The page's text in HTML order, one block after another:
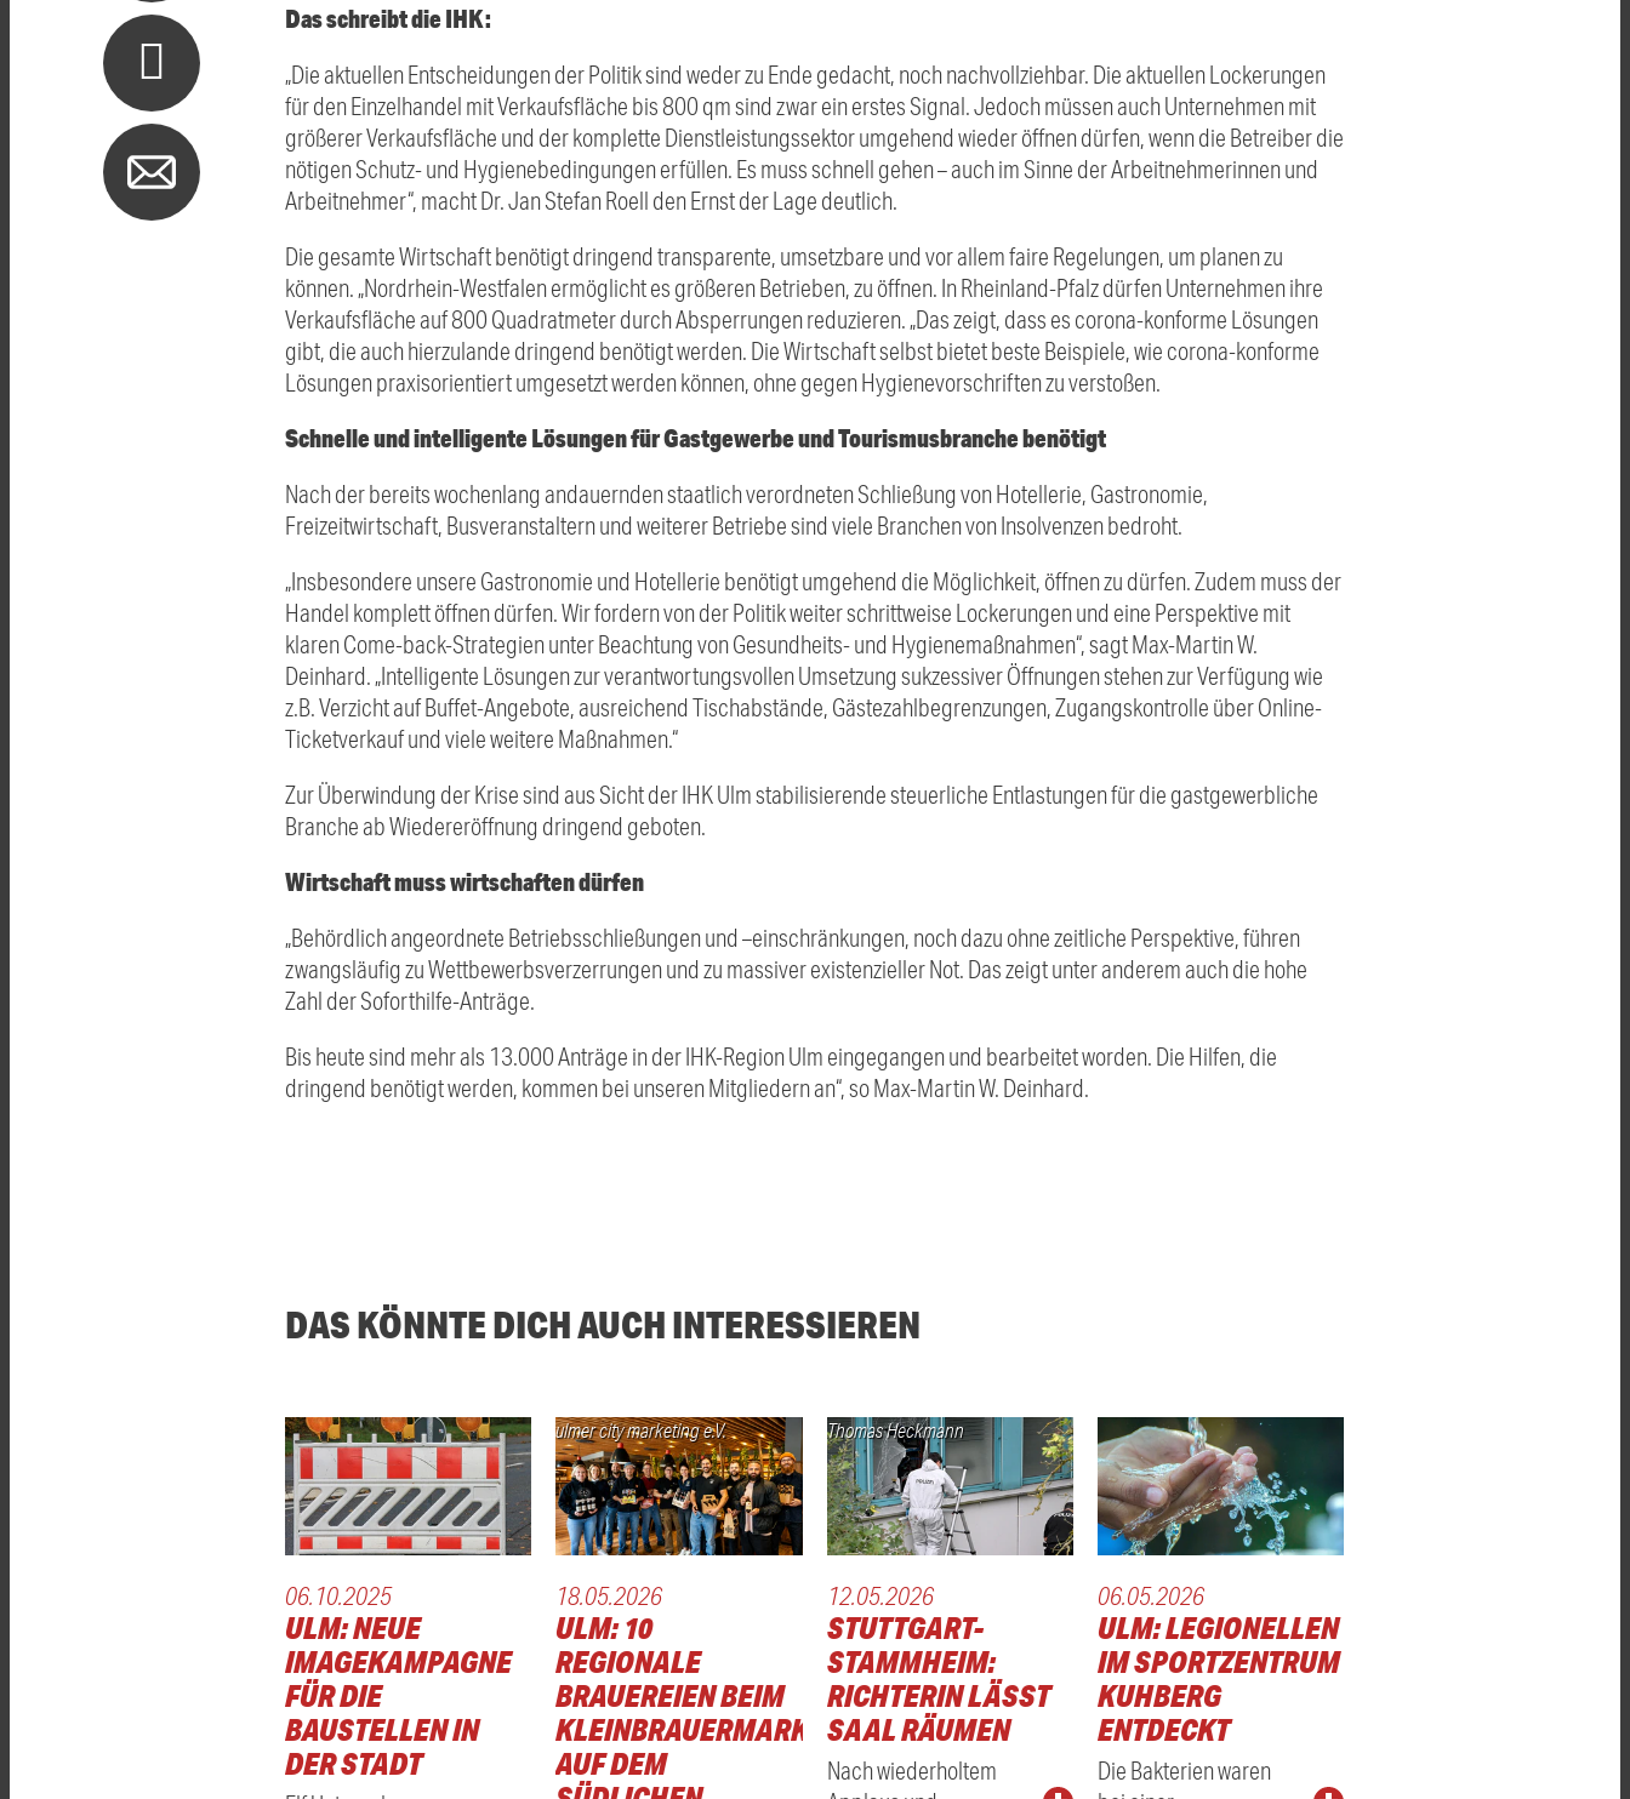
Das schreibt die IHK:
„Die aktuellen Entscheidungen der Politik sind weder zu Ende gedacht, noch nachvollziehbar. Die aktuellen Lockerungen
für den Einzelhandel mit Verkaufsfläche bis 800 qm sind zwar ein erstes Signal. Jedoch müssen auch Unternehmen mit
größerer Verkaufsfläche und der komplette Dienstleistungssektor umgehend wieder öffnen dürfen, wenn die Betreiber die
nötigen Schutz- und Hygienebedingungen erfüllen. Es muss schnell gehen – auch im Sinne der Arbeitnehmerinnen und
Arbeitnehmer“, macht Dr. Jan Stefan Roell den Ernst der Lage deutlich.
Die gesamte Wirtschaft benötigt dringend transparente, umsetzbare und vor allem faire Regelungen, um planen zu
können. „Nordrhein-Westfalen ermöglicht es größeren Betrieben, zu öffnen. In Rheinland-Pfalz dürfen Unternehmen ihre
Verkaufsfläche auf 800 Quadratmeter durch Absperrungen reduzieren. „Das zeigt, dass es corona-konforme Lösungen
gibt, die auch hierzulande dringend benötigt werden. Die Wirtschaft selbst bietet beste Beispiele, wie corona-konforme
Lösungen praxisorientiert umgesetzt werden können, ohne gegen Hygienevorschriften zu verstoßen.
Schnelle und intelligente Lösungen für Gastgewerbe und Tourismusbranche benötigt
Nach der bereits wochenlang andauernden staatlich verordneten Schließung von Hotellerie, Gastronomie,
Freizeitwirtschaft, Busveranstaltern und weiterer Betriebe sind viele Branchen von Insolvenzen bedroht.
„Insbesondere unsere Gastronomie und Hotellerie benötigt umgehend die Möglichkeit, öffnen zu dürfen. Zudem muss der
Handel komplett öffnen dürfen. Wir fordern von der Politik weiter schrittweise Lockerungen und eine Perspektive mit
klaren Come-back-Strategien unter Beachtung von Gesundheits- und Hygienemaßnahmen“, sagt Max-Martin W.
Deinhard. „Intelligente Lösungen zur verantwortungsvollen Umsetzung sukzessiver Öffnungen stehen zur Verfügung wie
z.B. Verzicht auf Buffet-Angebote, ausreichend Tischabstände, Gästezahlbegrenzungen, Zugangskontrolle über Online-
Ticketverkauf und viele weitere Maßnahmen.“
Zur Überwindung der Krise sind aus Sicht der IHK Ulm stabilisierende steuerliche Entlastungen für die gastgewerbliche
Branche ab Wiedereröffnung dringend geboten.
Wirtschaft muss wirtschaften dürfen
„Behördlich angeordnete Betriebsschließungen und –einschränkungen, noch dazu ohne zeitliche Perspektive, führen
zwangsläufig zu Wettbewerbsverzerrungen und zu massiver existenzieller Not. Das zeigt unter anderem auch die hohe
Zahl der Soforthilfe-Anträge.
Bis heute sind mehr als 13.000 Anträge in der IHK-Region Ulm eingegangen und bearbeitet worden. Die Hilfen, die
dringend benötigt werden, kommen bei unseren Mitgliedern an“, so Max-Martin W. Deinhard.
DAS KÖNNTE DICH AUCH INTERESSIEREN
06.10.2025
ULM: NEUE
IMAGEKAMPAGNE
FÜR DIE
BAUSTELLEN IN
DER STADT
ulmer city marketing e.V.
18.05.2026
ULM: 10
REGIONALE
BRAUEREIEN BEIM
KLEINBRAUERMARKT
AUF DEM
Thomas Heckmann
12.05.2026
STUTTGART-
STAMMHEIM:
RICHTERIN LÄSST
SAAL RÄUMEN
Nach wiederholtem
06.05.2026
ULM: LEGIONELLEN
IM SPORTZENTRUM
KUHBERG
ENTDECKT
Die Bakterien waren